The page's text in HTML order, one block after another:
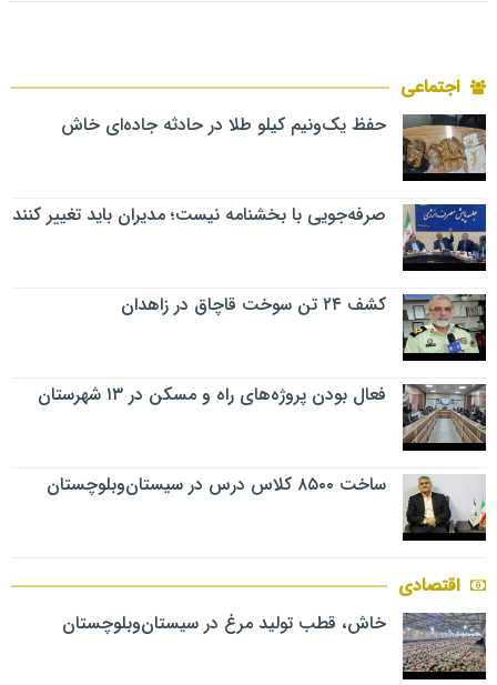
اجتماعی
حفظ یک‌ونیم کیلو طلا در حادثه جاده‌ای خاش
صرفه‌جویی با بخشنامه نیست؛ مدیران باید تغییر کنند
کشف ۲۴ تن سوخت قاچاق در زاهدان
فعال بودن پروژه‌های راه و مسکن در ۱۳ شهرستان
ساخت ۸۵۰۰ کلاس درس در سیستان‌وبلوچستان
اقتصادی
خاش، قطب تولید مرغ در سیستان‌وبلوچستان